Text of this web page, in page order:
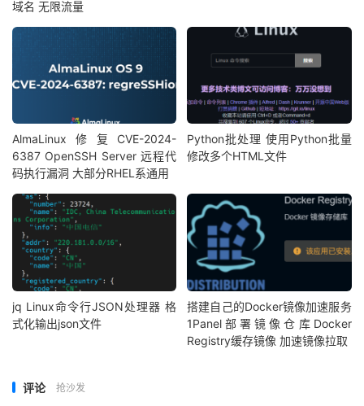
域名 无限流量
AlmaLinux修复CVE-2024-
6387 OpenSSH Server 远程代
码执行漏洞 大部分RHEL系通用
Python批处理 使用Python批量
修改多个HTML文件
jq Linux命令行JSON处理器 格
式化输出json文件
搭建自己的Docker镜像加速服务
1Panel部署镜像仓库Docker
Registry缓存镜像 加速镜像拉取
评论 抢沙发